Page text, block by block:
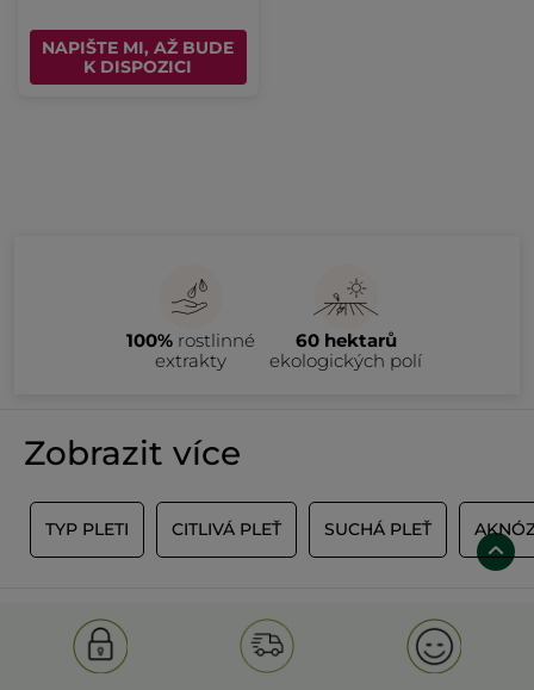
NAPIŠTE MI, AŽ BUDE
K DISPOZICI
100% rostlinné
extrakty
60 hektarů
ekologických polí
Zobrazit více
TYP PLETI CITLIVÁ PLEŤ SUCHÁ PLEŤ